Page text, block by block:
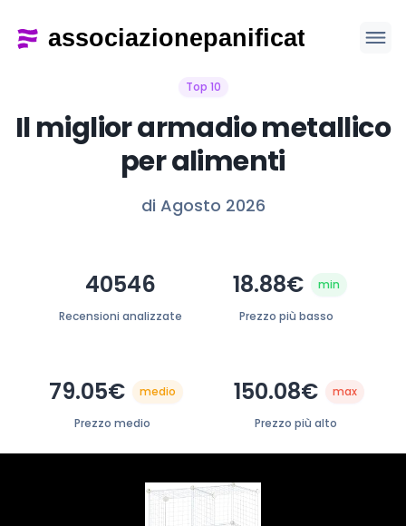
Top 10
Il miglior armadio metallico
per alimenti
di Agosto 2026
40546
Recensioni analizzate
18.88€ min
Prezzo più basso
79.05€ medio
Prezzo medio
150.08€ max
Prezzo più alto